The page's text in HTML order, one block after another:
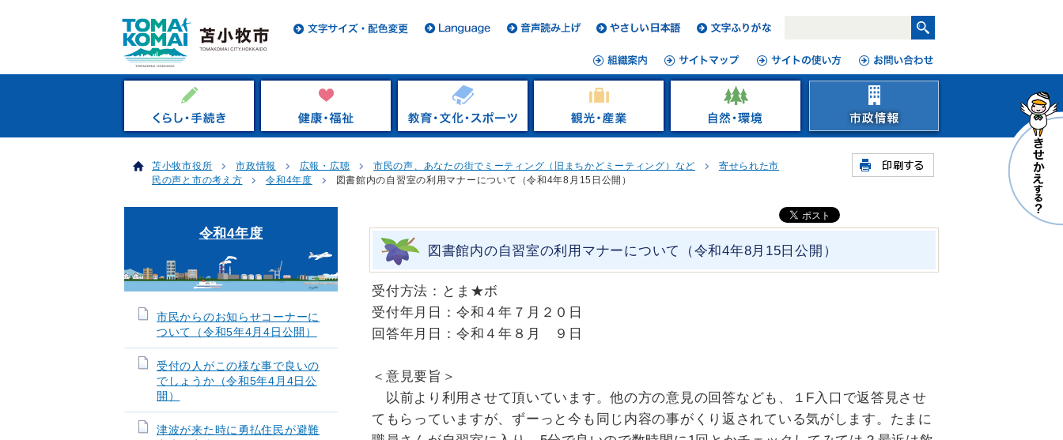
苫小牧市役所 市政情報 広報・広聴 市民の声、あなたの街でミーティング（旧まちかどミーティング）など
寄せられた市
民の声と市の考え方
令和4年度 図書館内の自習室の利用マナーについて（令和4年8月15日公開）
図書館内の自習室の利用マナーについて（令和4年8月15日公開）
受付方法：とま★ボ
受付年月日：令和４年７月２０日
回答年月日：令和４年８月 ９日
＜意見要旨＞
以前より利用させて頂いています。他の方の意見の回答なども、１F入口で返答見させ
てもらっていますが、ずーっと今も同じ内容の事がくり返されている気がします。たまに
令和4年度
市民からのお知らせコーナーに
ついて（令和5年4月4日公開）
受付の人がこの様な事で良いの
でしょうか（令和5年4月4日公
開）
津波が来た時に勇払住民が避難